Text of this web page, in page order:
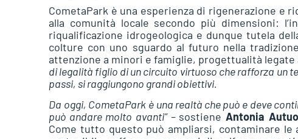
CometaPark è una esperienza di rigenerazione
alla comunità locale secondo più dimensioni:
riqualificazione idrogeologica e dunque tutela
colture con uno sguardo al futuro nella
attenzione a minori e famiglie, progettualità legate
di legalità figlio di un circuito virtuoso che rafforza un
passi, si raggiungono grandi obiettivi.
Da oggi, CometaPark è una realtà che può e deve
può andare molto avanti” – sostiene Antonia
Come tutto questo può ampliarsi, contaminare